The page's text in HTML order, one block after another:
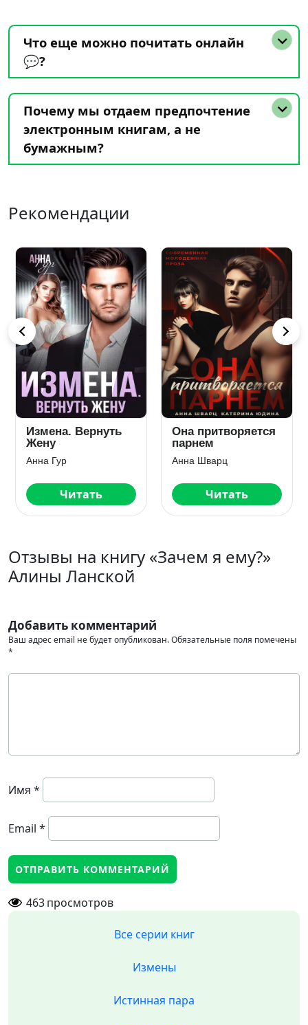
Что еще можно почитать онлайн
💬?
Почему мы отдаем предпочтение
электронным книгам, а не
бумажным?
Рекомендации
Измена. Вернуть
Жену
Анна Гур
Читать
Она притворяется
парнем
Анна Шварц
Читать
Отзывы на книгу «Зачем я ему?»
Алины Ланской
Добавить комментарий
Ваш адрес email не будет опубликован.Обязательные поля помечены
*
Имя *
Email *
463просмотров
Все серии книг
Измены
Истинная пара